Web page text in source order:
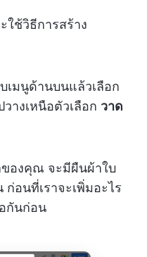
ใช้วิธีการสร้าง
เมนูด้านบนแล้วเลือก
างเหนือตัวเลือก วาด
ของคุณ จะมีผืนผ้าใบ
อนที่เราจะเพิ่มอะไร
กันก่อน